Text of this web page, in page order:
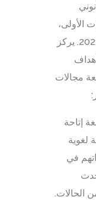
الأولى،
الذي نشر في 31 آذار/مارس 2021. يركز
مجالات
إتاحة
لغوية
في
الحالات.